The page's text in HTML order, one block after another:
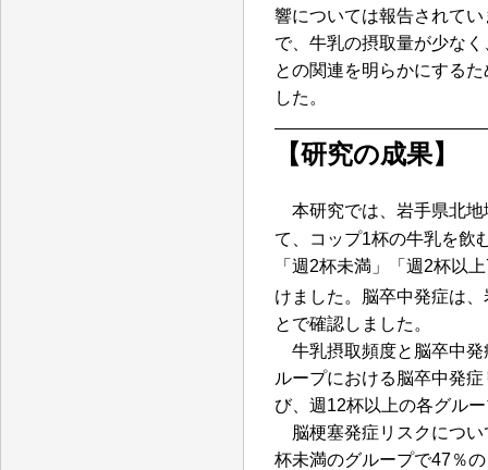
響については報告されて
で、牛乳の摂取量が少な
との関連を明らかにする
した。
【研究の成果】
本研究では、岩手県北地
て、コップ1杯の牛乳を飲
「週2杯未満」「週2杯以
けました。脳卒中発症は
とで確認しました。
牛乳摂取頻度と脳卒中発
ループにおける脳卒中発
び、週12杯以上の各グル
脳梗塞発症リスクについ
杯未満のグループで47％